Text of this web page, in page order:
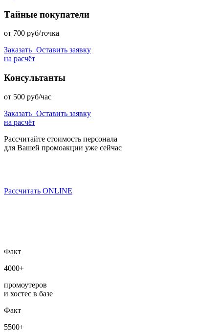
Тайные покупатели
от 700 руб/точка
Заказать Оставить заявку
на расчёт
Консультанты
от 500 руб/час
Заказать Оставить заявку
на расчёт
Рассчитайте стоимость персонала
для Вашей промоакции уже сейчас
Рассчитать ONLINE
Факт
4000+
промоутеров
и хостес в базе
Факт
5500+